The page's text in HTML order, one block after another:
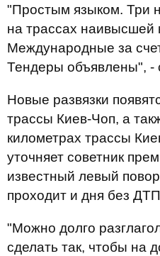
"Простым языком. Три
на трассах наивысшей
Международные за
Тендеры объявлены", -
Новые развязки
трассы Киев-Чоп, а
километрах трассы
уточняет советник
известный левый
проходит и дня без
"Можно долго
сделать так, чтобы на